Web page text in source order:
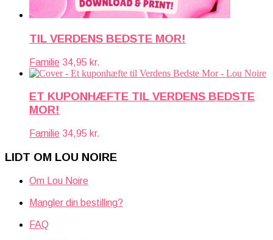
TIL VERDENS BEDSTE MOR!
Familie 34,95 kr.
ET KUPONHÆFTE TIL VERDENS BEDSTE
MOR!
Familie 34,95 kr.
LIDT OM LOU NOIRE
Om Lou Noire
Mangler din bestilling?
FAQ